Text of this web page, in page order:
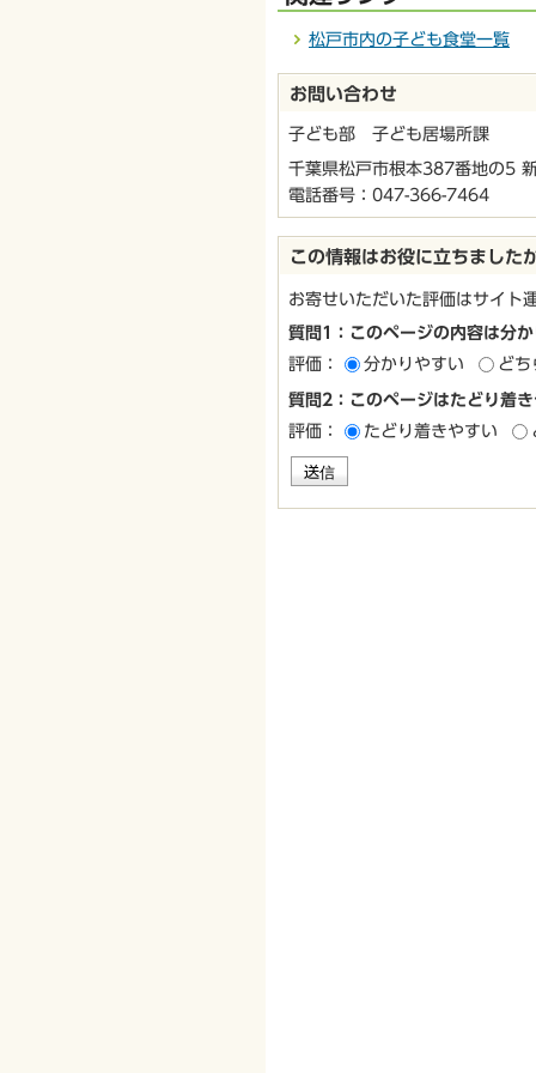
松戸市内の子ども食堂一覧
お問い合わせ
子ども部 子ども居場所課
千葉県松戸市根本387番地の5
電話番号： 047-366-7464
この情報はお役に立ちました
お寄せいただいた評価はサイト
質問1：このページの内容は分
評価：
分かりやすい どち
質問2：このページはたどり着
評価：
たどり着きやすい